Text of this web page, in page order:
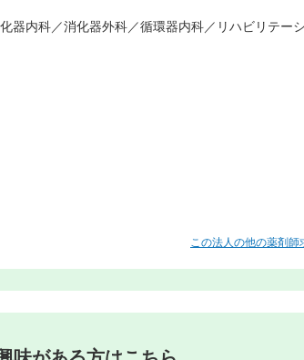
器内科／消化器外科／循環器内科／リハビリテー
この法人の他の薬剤師